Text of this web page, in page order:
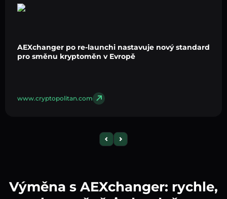
AEXchanger po re-launchi nastavuje nový standard
pro směnu kryptoměn v Evropě
www.cryptopolitan.com
Výměna s AEXchanger: rychle,